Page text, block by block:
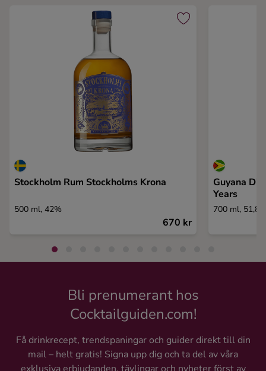
Stockholm Rum Stockholms Krona
500 ml, 42%
670 kr
Guyana
Years
700 ml,
Bli prenumerant hos
Cocktailguiden.com!
Få drinkrecept, trendspaningar och guider direkt till din
mail – helt gratis! Signa upp dig och ta del av våra